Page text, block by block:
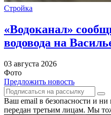
Стройка
«Водоканал»
водовода на
03 августа 2026
Фото
Предложить новость
Ваш email в безопасности и ни
передан третьим лицам. Мы